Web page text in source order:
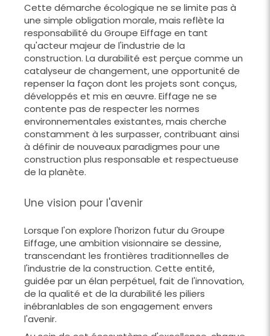
Cette démarche écologique ne se limite pas à
une simple obligation morale, mais reflète la
responsabilité du Groupe Eiffage en tant
qu'acteur majeur de l'industrie de la
construction. La durabilité est perçue comme un
catalyseur de changement, une opportunité de
repenser la façon dont les projets sont conçus,
développés et mis en œuvre. Eiffage ne se
contente pas de respecter les normes
environnementales existantes, mais cherche
constamment à les surpasser, contribuant ainsi
à définir de nouveaux paradigmes pour une
construction plus responsable et respectueuse
de la planète.
Une vision pour l'avenir
Lorsque l'on explore l'horizon futur du Groupe
Eiffage, une ambition visionnaire se dessine,
transcendant les frontières traditionnelles de
l'industrie de la construction. Cette entité,
guidée par un élan perpétuel, fait de l'innovation,
de la qualité et de la durabilité les piliers
inébranlables de son engagement envers
l'avenir.